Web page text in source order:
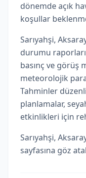
dönemde açık
koşullar
Sarıyahşi,
durumu
basınç ve görüş
meteorolojik
Tahminler
planlamalar,
etkinlikleri için
Sarıyahşi,
sayfasına göz